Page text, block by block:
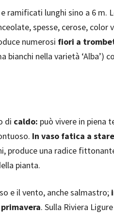
ramificati lunghi sino a 6 m.
spesse, cerose, color
numerosi fiori a
nella varietà ‘Alba’)
di caldo: può vivere in piena
In vaso fatica a stare
produce una radice
pianta.
e il vento, anche salmastro;
. Sulla Riviera Ligure